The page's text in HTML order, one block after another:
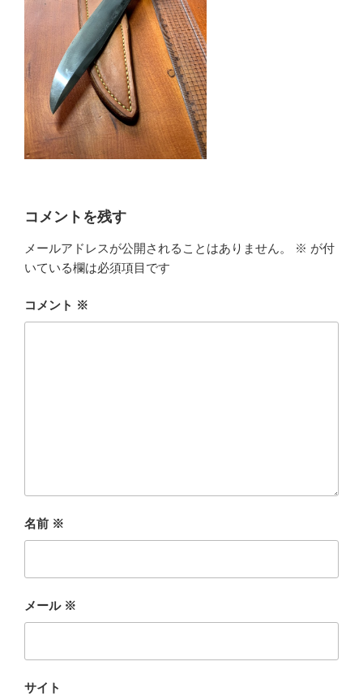
コメントを残す
メールアドレスが公開されることはありません。 ※ が付
いている欄は必須項目です
コメント ※
名前 ※
メール ※
サイト